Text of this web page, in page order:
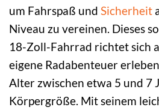
um Fahrspaß und Sicherheit
Niveau zu vereinen. Dieses
18-Zoll-Fahrrad richtet sich
eigene Radabenteuer
Alter zwischen etwa 5 und 7
Körpergröße. Mit seinem